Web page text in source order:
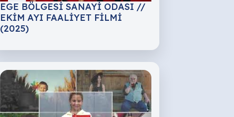
EGE BÖLGESİ SANAYİ ODASI //
EKİM AYI FAALİYET FİLMİ
(2025)